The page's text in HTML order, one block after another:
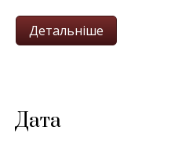
Дата
Детальніше